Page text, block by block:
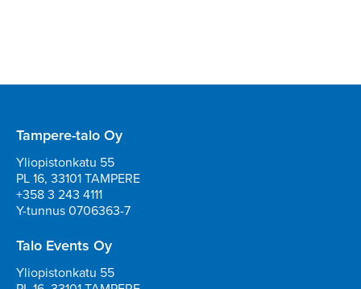
Tampere-talo Oy
Yliopistonkatu 55
PL 16, 33101 TAMPERE
+358 3 243 4111
Y-tunnus 0706363-7
Talo Events Oy
Yliopistonkatu 55